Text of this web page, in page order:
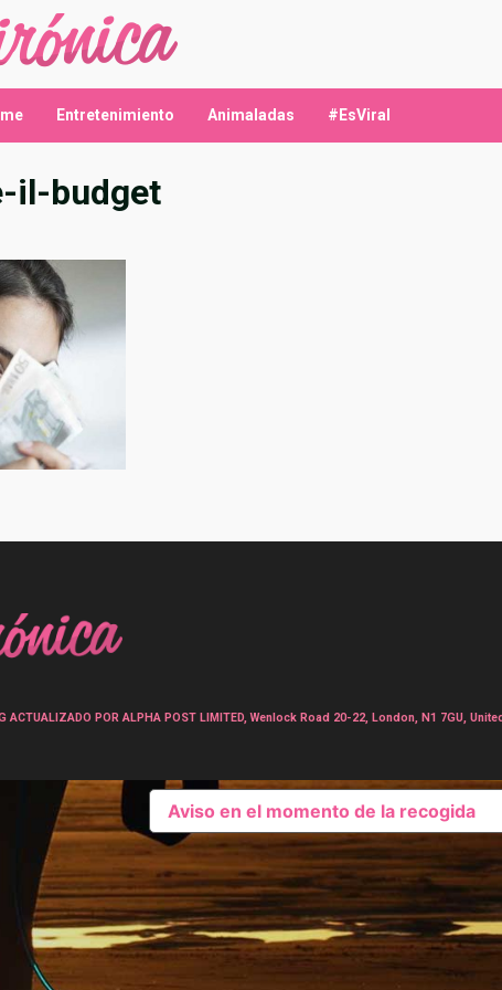
Entretenimiento Animaladas #EsViral
il-budget
ACTUALIZADO POR ALPHA POST LIMITED, Wenlock Road 20-22, London, N1 7GU,
Aviso en el momento de la recogida